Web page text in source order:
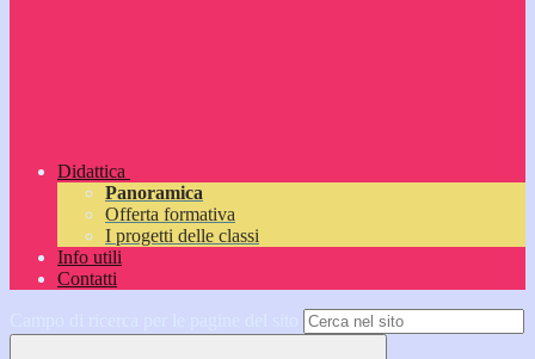
Didattica
Panoramica
Offerta formativa
I progetti delle classi
Info utili
Contatti